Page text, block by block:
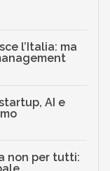
l’Italia: ma
AI e
non per tutti: